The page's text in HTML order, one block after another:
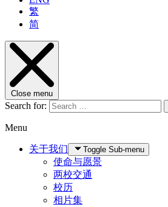
繁
简
Close menu
Search for:
Menu
关于我们 Toggle Sub-menu
使命与愿景
两校交通
校历
相片集